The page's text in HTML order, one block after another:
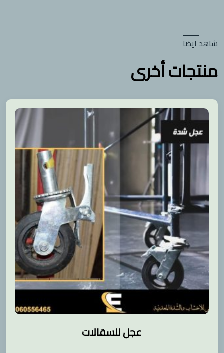
شاهد ايضا
منتجات أخرى
عجل للسقالات